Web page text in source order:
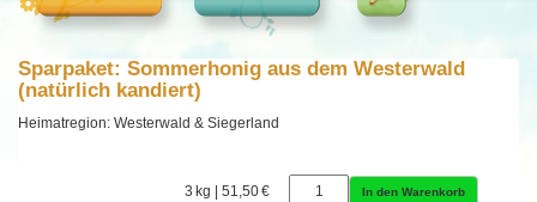
Sparpaket: Sommerhonig aus dem Westerwald
(natürlich kandiert)
Heimatregion: Westerwald & Siegerland
3 kg | 51,50 € In den Warenkorb